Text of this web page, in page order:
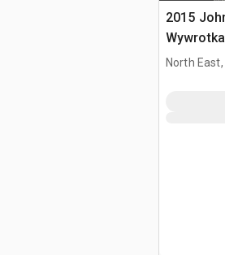
2015
North East,